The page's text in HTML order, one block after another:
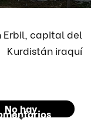
Erbil, capital del
Kurdistán iraquí
No hay